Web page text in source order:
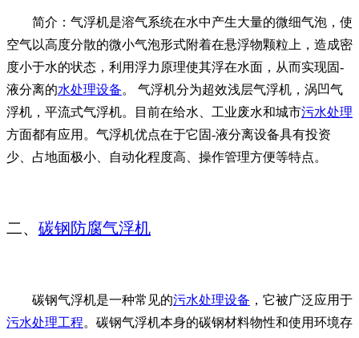
简介：气浮机是溶气系统在水中产生大量的微细气泡，使
空气以高度分散的微小气泡形式附着在悬浮物颗粒上，造成密
度小于水的状态，利用浮力原理使其浮在水面，从而实现固-
液分离的水处理设备。 气浮机分为超效浅层气浮机，涡凹气
浮机，平流式气浮机。目前在给水、工业废水和城市污水处理
方面都有应用。气浮机优点在于它固-液分离设备具有投资
少、占地面极小、自动化程度高、操作管理方便等特点。
二、 碳钢防腐气浮机
碳钢气浮机是一种常见的污水处理设备 ，它被广泛应用于
污水处理工程。碳钢气浮机本身的碳钢材料物性和使用环境存